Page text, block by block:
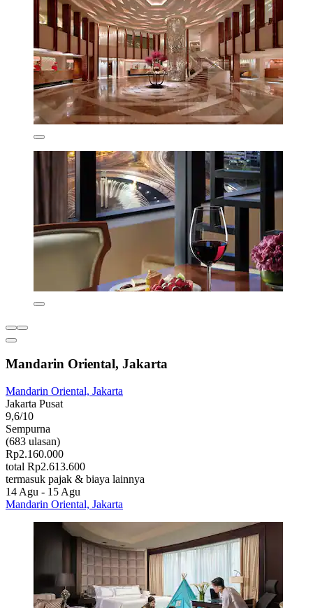
Mandarin Oriental, Jakarta
Mandarin Oriental, Jakarta
Jakarta Pusat
9,6/10
Sempurna
(683 ulasan)
Rp2.160.000
total Rp2.613.600
termasuk pajak & biaya lainnya
14 Agu - 15 Agu
Mandarin Oriental, Jakarta